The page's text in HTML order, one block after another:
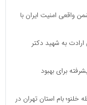
واقعی امنیت ایران با
ارادت به شهید دکتر
برای بهبود
بام استان تهران در